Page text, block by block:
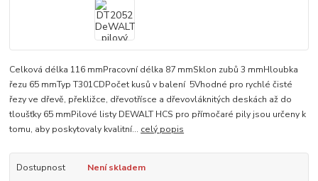
Celková délka 116 mmPracovní délka 87 mmSklon zubů 3 mmHloubka
řezu 65 mmTyp T301CDPočet kusů v balení 5Vhodné pro rychlé čisté
řezy ve dřevě, překližce, dřevotřísce a dřevovláknitých deskách až do
tloušťky 65 mmPilové listy DEWALT HCS pro přímočaré pily jsou určeny k
tomu, aby poskytovaly kvalitní... celý popis
Dostupnost
Není skladem